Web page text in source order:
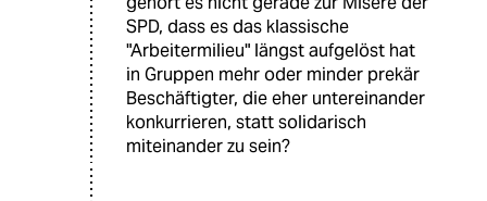
SPD, dass es das klassische
"Arbeitermilieu" längst aufgelöst hat
in Gruppen mehr oder minder prekär
Beschäftigter, die eher untereinander
konkurrieren, statt solidarisch
miteinander zu sein?